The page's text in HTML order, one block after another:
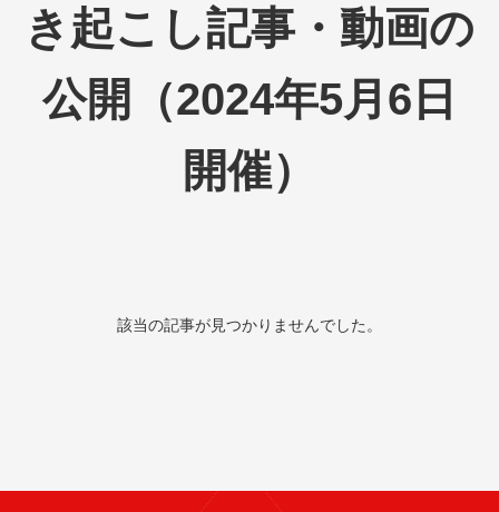
き起こし記事・動画の
公開（2024年5月6日
開催）
該当の記事が見つかりませんでした。